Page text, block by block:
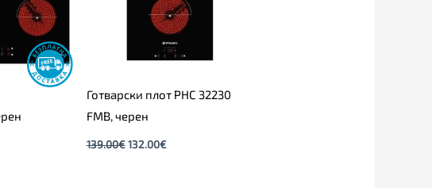
Готварски плот PHC 32230
FMB, черен
139.00€ 132.00€